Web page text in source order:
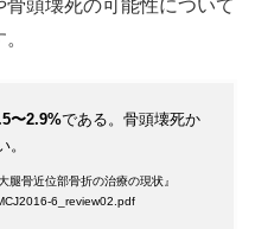
頭壊死の可能性について
〜2.9%である。骨頭壊死か
。
骨近位部骨折の治療の現状』
6_review02.pdf